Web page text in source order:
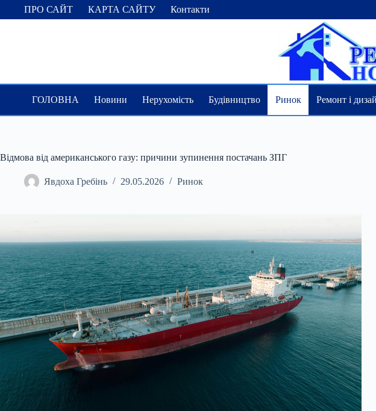
ПерейтиПРО САЙТ КАРТА САЙТУ Контакти
ГОЛОВНА Новини Нерухомість Будівництво Ринок Ремонт і
Відмова від американського газу: причини зупинення постачань ЗПГ
Явдоха Гребінь 29.05.2026 Ринок